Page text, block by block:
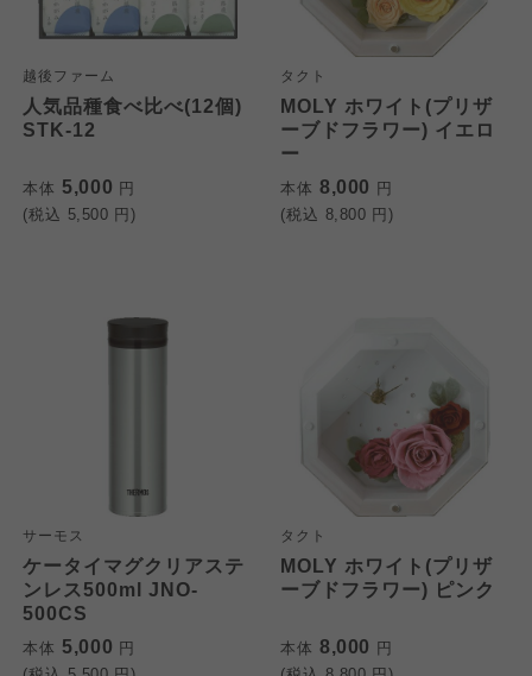
越後ファーム
人気品種食べ比べ(12個)
STK-12
本体 5,000 円
(税込 5,500 円)
タクト
MOLY ホワイト(プリザ
ーブドフラワー) イエロ
ー
本体 8,000 円
(税込 8,800 円)
サーモス
ケータイマグクリアステ
ンレス500ml JNO-
500CS
本体 5,000 円
タクト
MOLY ホワイト(プリザ
ーブドフラワー) ピンク
本体 8,000 円